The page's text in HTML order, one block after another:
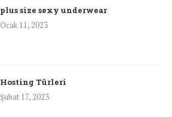
plus size sexy underwear
Ocak 11, 2023
Hosting Türleri
Şubat 17, 2023